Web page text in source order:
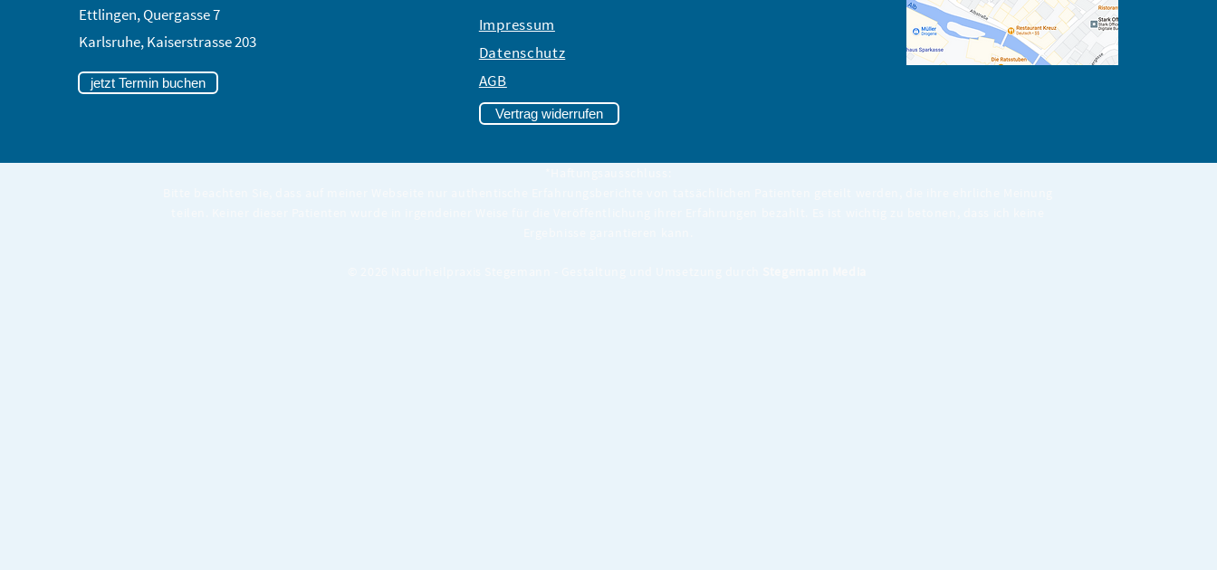
Ettlingen, Quergasse 7
Karlsruhe,Kaiserstrasse 203
jetzt Termin buchen
Impressum
Datenschutz
AGB
Vertrag widerrufen